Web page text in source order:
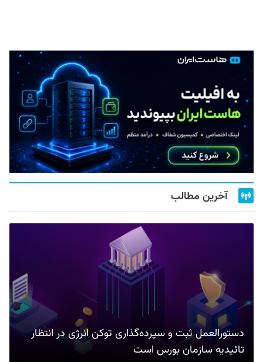
آخرین مطالب
دستورالعمل ثبت و سپرده‌گذاری توکن انرژی در انتظار
تائیدیه سازمان بورس است